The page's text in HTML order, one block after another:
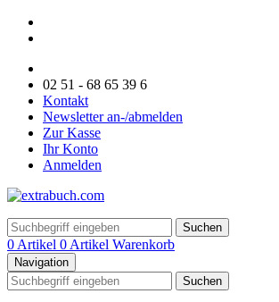
02 51 - 68 65 39 6
Kontakt
Newsletter an-/abmelden
Zur Kasse
Ihr Konto
Anmelden
Suchen
0 Artikel 0 Artikel Warenkorb
Navigation
Suchen